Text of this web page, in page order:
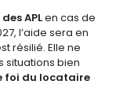
APLen cas de
l’aide sera en
résilié. Elle ne
situations bien
foi du locataire